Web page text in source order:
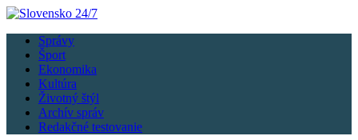
Správy
Šport
Ekonomika
Kultúra
Životný štýl
Archív správ
Redakčné testovanie